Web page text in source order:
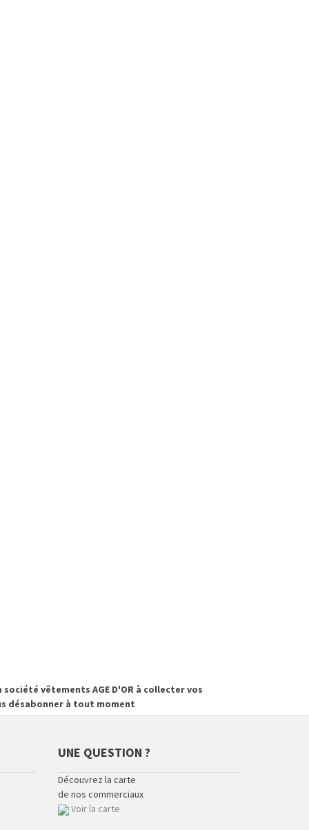
vêtements AGE D'OR à collecter vos
désabonner à tout moment
UNE QUESTION ?
Découvrez la carte
de nos commerciaux
Voir la carte